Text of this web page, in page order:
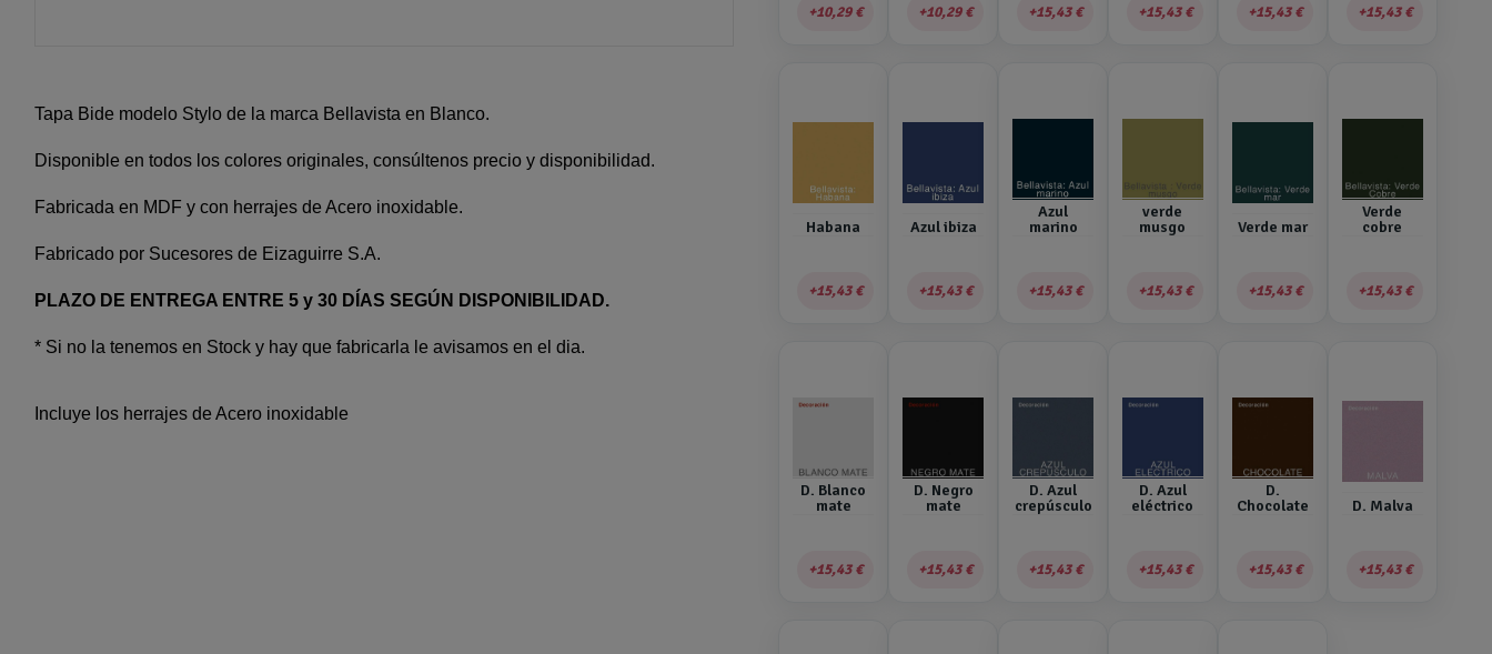
Tapa Bide modelo Stylo de la marca Bellavista en Blanco.
Disponible en todos los colores originales, consúltenos precio y disponibilidad.
Fabricada en MDF y con herrajes de Acero inoxidable.
Fabricado por Sucesores de Eizaguirre S.A.
PLAZO DE ENTREGA ENTRE 5 y 30 DÍAS SEGÚN DISPONIBILIDAD.
* Si no la tenemos en Stock y hay que fabricarla le avisamos en el dia.
Incluye los herrajes de Acero inoxidable
10,29 € 10,29 € 15,43 € 15,43 € 15,43 € 15,43 €
Habana
15,43 €
Azul ibiza
15,43 €
Azul
marino
15,43 €
verde
musgo
15,43 €
Verde mar
15,43 €
Verde
cobre
15,43 €
D. Blanco
mate
15,43 €
D. Negro
mate
15,43 €
D. Azul
crepúsculo
15,43 €
D. Azul
eléctrico
15,43 €
D.
Chocolate
15,43 €
D. Malva
15,43 €